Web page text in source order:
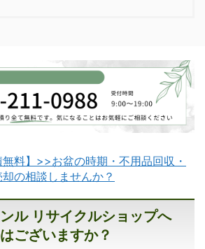
新十津川不用品回収
無料】>>お盆の時期・不用品回収・
の相談しませんか？
ル リサイクルショップへ
ございますか？